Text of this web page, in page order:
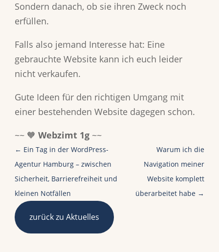
Sondern danach, ob sie ihren Zweck noch
erfüllen.
Falls also jemand Interesse hat: Eine
gebrauchte Website kann ich euch leider
nicht verkaufen.
Gute Ideen für den richtigen Umgang mit
einer bestehenden Website dagegen schon.
~~ 🧡 Webzimt 1g ~~
← Ein Tag in der WordPress-
Agentur Hamburg – zwischen
Sicherheit, Barrierefreiheit und
kleinen Notfällen
Warum ich die
Navigation meiner
Website komplett
überarbeitet habe →
zurück zu Aktuelles